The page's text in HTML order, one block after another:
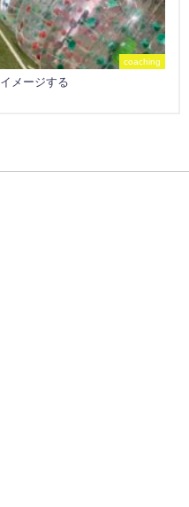
coaching
イメージする